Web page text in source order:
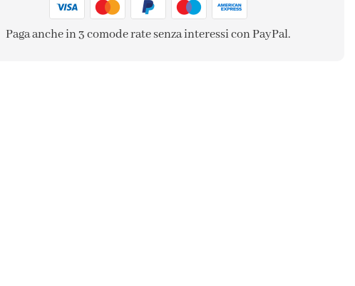
Paga anche in 3 comode rate senza interessi con PayPal.